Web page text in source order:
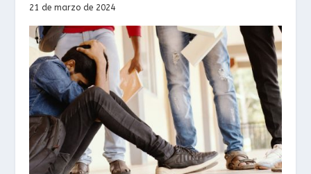
21 de marzo de 2024